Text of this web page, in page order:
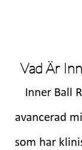
Vad Är
Inner Ball
avancerad
som har